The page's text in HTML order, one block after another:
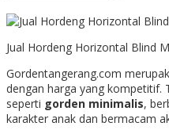
Jual Hordeng Horizontal Blind
Gordentangerang.com
dengan harga yang kompetitif.
seperti gorden minimalis,
karakter anak dan bermacam